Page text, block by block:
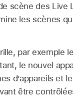
scène des Live
les scènes
par exemple
le nouvel
d’appareils et
être